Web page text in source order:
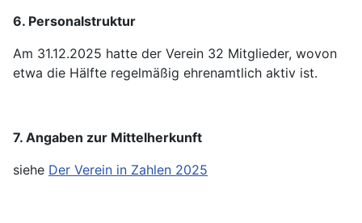
6. Personalstruktur
Am 31.12.2025 hatte der Verein 32 Mitglieder, wovon
etwa die Hälfte regelmäßig ehrenamtlich aktiv ist.
7. Angaben zur Mittelherkunft
siehe Der Verein in Zahlen 2025